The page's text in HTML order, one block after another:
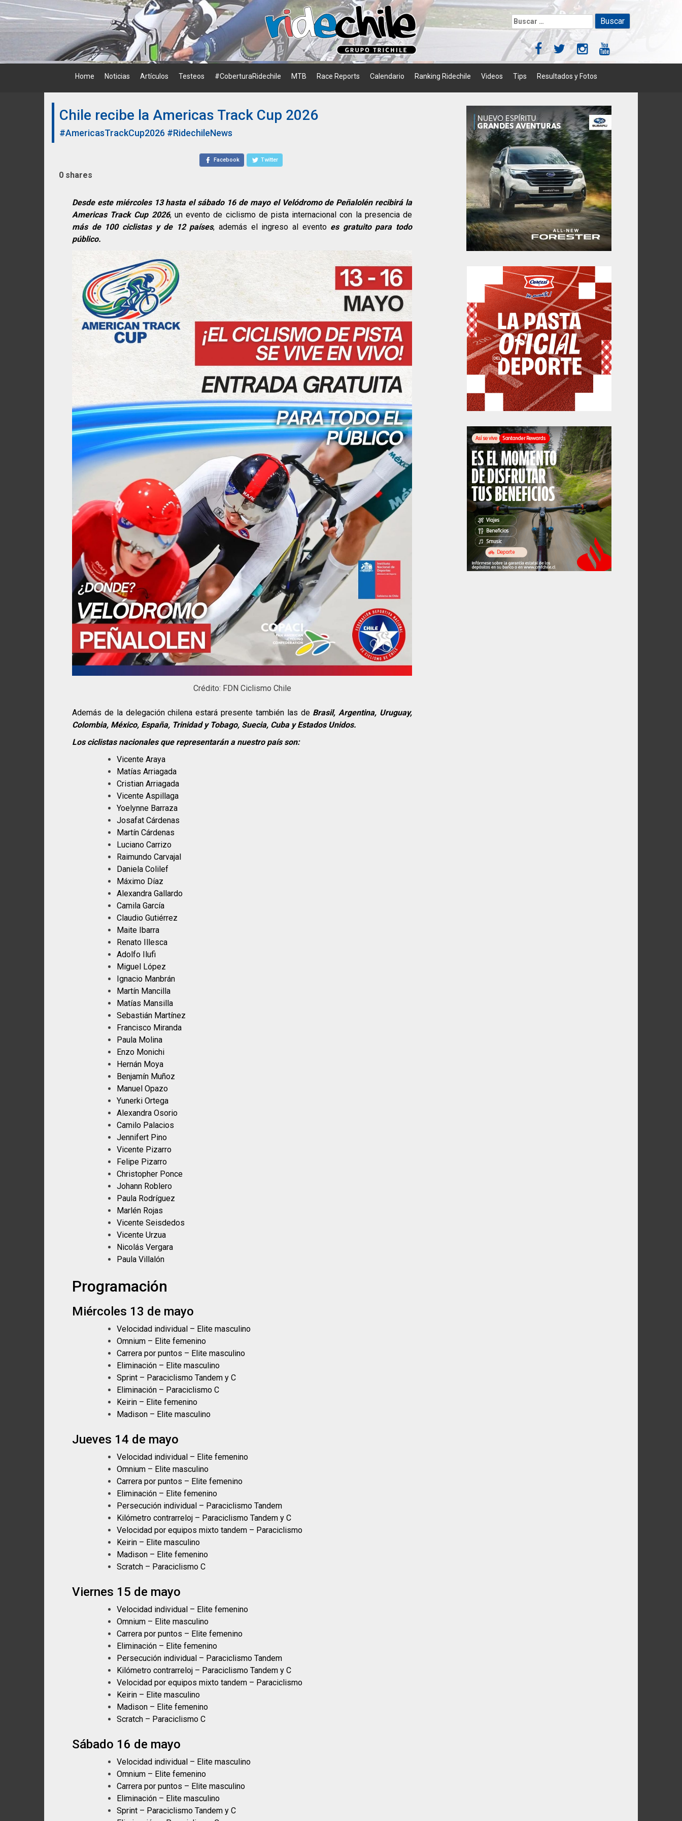
Skip
to
Buscar:
Home Noticias Artículos Testeos #CoberturaRidechile MTB Race Reports Calendario Ranking Ridechile Videos Tips Resultados y Fotos
Chile recibe la Americas Track Cup 2026
#AmericasTrackCup2026 #RidechileNews
Facebook Twitter
0 shares
Desde este miércoles 13 hasta el sábado 16 de mayo el Velódromo de Peñalolén recibirá la
Americas Track Cup 2026, un evento de ciclismo de pista internacional con la presencia de
más de 100 ciclistas y de 12 países, además el ingreso al evento es gratuito para todo
público.
Crédito: FDN Ciclismo Chile
Además de la delegación chilena estará presente también las de Brasil, Argentina, Uruguay,
Colombia, México, España, Trinidad y Tobago, Suecia, Cuba y Estados Unidos.
Los ciclistas nacionales que representarán a nuestro país son:
Vicente Araya
Matías Arriagada
Cristian Arriagada
Vicente Aspillaga
Yoelynne Barraza
Josafat Cárdenas
Martín Cárdenas
Luciano Carrizo
Raimundo Carvajal
Daniela Colilef
Máximo Díaz
Alexandra Gallardo
Camila García
Claudio Gutiérrez
Maite Ibarra
Renato Illesca
Adolfo Ilufi
Miguel López
Ignacio Manbrán
Martín Mancilla
Matías Mansilla
Sebastián Martínez
Francisco Miranda
Paula Molina
Enzo Monichi
Hernán Moya
Benjamín Muñoz
Manuel Opazo
Yunerki Ortega
Alexandra Osorio
Camilo Palacios
Jennifert Pino
Vicente Pizarro
Felipe Pizarro
Christopher Ponce
Johann Roblero
Paula Rodríguez
Marlén Rojas
Vicente Seisdedos
Vicente Urzua
Nicolás Vergara
Paula Villalón
Programación
Miércoles 13 de mayo
Velocidad individual – Elite masculino
Omnium – Elite femenino
Carrera por puntos – Elite masculino
Eliminación – Elite masculino
Sprint – Paraciclismo Tandem y C
Eliminación – Paraciclismo C
Keirin – Elite femenino
Madison – Elite masculino
Jueves 14 de mayo
Velocidad individual – Elite femenino
Omnium – Elite masculino
Carrera por puntos – Elite femenino
Eliminación – Elite femenino
Persecución individual – Paraciclismo Tandem
Kilómetro contrarreloj – Paraciclismo Tandem y C
Velocidad por equipos mixto tandem – Paraciclismo
Keirin – Elite masculino
Madison – Elite femenino
Scratch – Paraciclismo C
Viernes 15 de mayo
Velocidad individual – Elite femenino
Omnium – Elite masculino
Carrera por puntos – Elite femenino
Eliminación – Elite femenino
Persecución individual – Paraciclismo Tandem
Kilómetro contrarreloj – Paraciclismo Tandem y C
Velocidad por equipos mixto tandem – Paraciclismo
Keirin – Elite masculino
Madison – Elite femenino
Scratch – Paraciclismo C
Sábado 16 de mayo
Velocidad individual – Elite masculino
Omnium – Elite femenino
Carrera por puntos – Elite masculino
Eliminación – Elite masculino
Sprint – Paraciclismo Tandem y C